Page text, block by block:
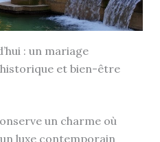
: un mariage
et bien-être
un charme où
luxe contemporain